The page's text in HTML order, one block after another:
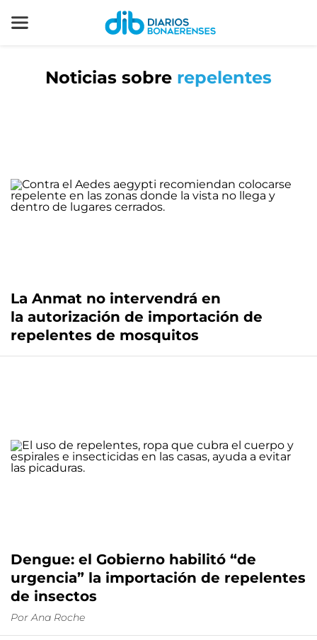
Noticias sobre repelentes
La Anmat no intervendrá en
la autorización de importación de
repelentes de mosquitos
Dengue: el Gobierno habilitó “de
urgencia” la importación de repelentes
de insectos
Por Ana Roche